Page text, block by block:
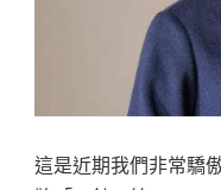
這是近期我們非常驕